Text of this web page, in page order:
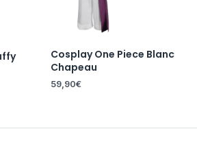
Cosplay One Piece Blanc
Chapeau
59,90€